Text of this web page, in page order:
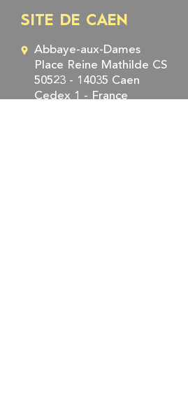
SITE DE CAEN
Abbaye-aux-Dames
Place Reine Mathilde CS
50523 - 14035 Caen
Cedex 1 - France